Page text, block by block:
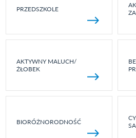
PRZEDSZKOLE
AKTYWNY MALUCH/
ŻŁOBEK
BIORÓŻNORODNOŚĆ